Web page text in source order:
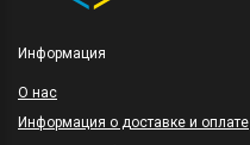
Информация
O нас
Информация о доставке и оплате